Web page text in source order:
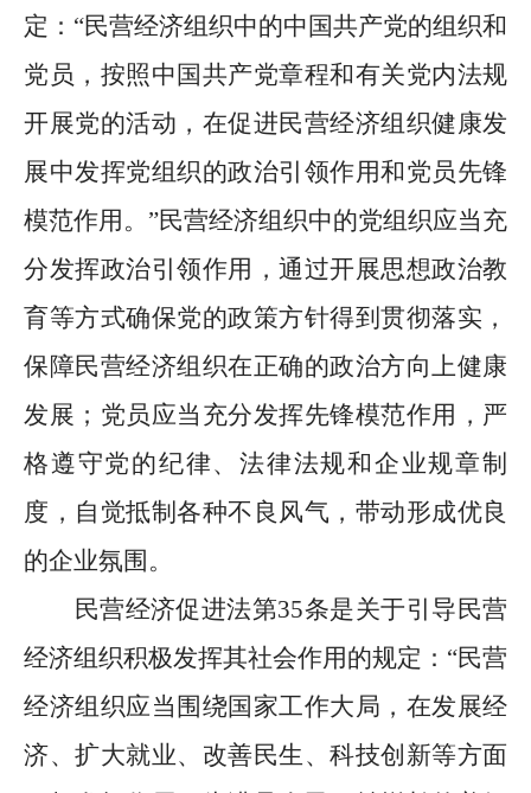
定： “民营经济组织中的中国共产党的组织和
党员，按照中国共产党章程和有关党内法规
开展党的活动，在促进民营经济组织健康发
展中发挥党组织的政治引领作用和党员先锋
模范作用。 ”民营经济组织中的党组织应当充
分发挥政治引领作用，通过开展思想政治教
育等方式确保党的政策方针得到贯彻落实，
保障民营经济组织在正确的政治方向上健康
发展；党员应当充分发挥先锋模范作用，严
格遵守党的纪律、法律法规和企业规章制
度，自觉抵制各种不良风气，带动形成优良
的企业氛围。
民营经济促进法第35条是关于引导民营
经济组织积极发挥其社会作用的规定： “民营
经济组织应当围绕国家工作大局，在发展经
济、扩大就业、改善民生、科技创新等方面